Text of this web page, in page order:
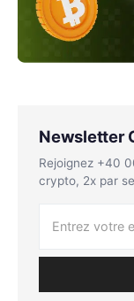
Newsletter
Rejoignez +40
crypto, 2x par